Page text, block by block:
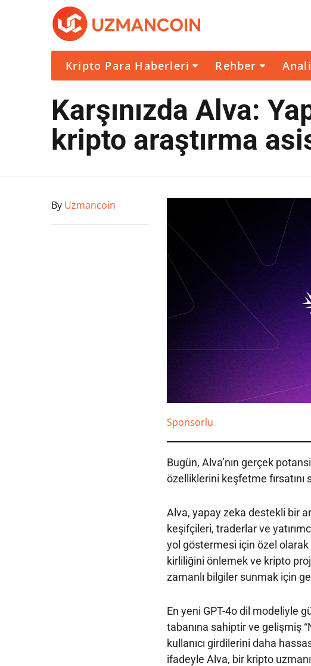
Kripto Para Haberleri Rehber
Karşınızda Alva:
kripto araştırma
By Uzmancoin
Sponsorlu
Bugün, Alva’nın gerçek
özelliklerini keşfetme fırsatını
Alva, yapay zeka destekli bir
keşifçileri, traderlar ve
yol göstermesi için özel olarak
kirliliğini önlemek ve kripto
zamanlı bilgiler sunmak için
En yeni GPT-4o dil modeliyle
tabanına sahiptir ve gelişmiş
kullanıcı girdilerini daha
ifadeyle Alva, bir kripto